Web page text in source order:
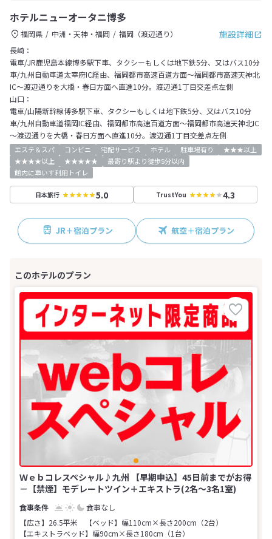
ホテルニューオータニ博多
施設詳細
福岡県 中洲・天神・福岡
福岡（渡辺通り）
長崎：
電車/JR鹿児島本線博多駅下車、タクシーもしくは地下鉄5分、又はバス10分
車/九州自動車道太宰府IC経由、福岡都市高速百道方面～福岡都市高速天神北
IC～渡辺通りを大橋・春日方面へ直進10分。渡辺通1丁目交差点左側
山口：
電車/山陽新幹線博多駅下車、タクシーもしくは地下鉄5分、又はバス10分
車/九州自動車道福岡IC経由、福岡都市高速百道方面～福岡都市高速天神北IC
～渡辺通りを大橋・春日方面へ直進10分。渡辺通1丁目交差点左側
エステ＆スパ コンビニ 宅配サービス ホテル 駐車場有り
★★★以上
★★★★以上
★★★★★
最寄り駅より徒歩5分以内
館内に車いす利用トイレ
日本旅行 5.0 TrustYou 4.3
JR＋宿泊プラン 航空＋宿泊プラン
Ｗｅｂコレスペシャル♪九州 【早期申込】45日前までがお得
－【禁煙】モデレートツイン＋エキストラ(2名～3名1室)
食事なし
【広さ】26.5平米
【ベッド】幅110cm×長さ200cm（2台）
【エキストラベッド】幅90cm×長さ180cm（1台）